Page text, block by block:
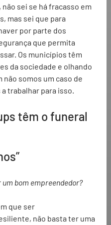
sei se há fracasso em
mas sei que para
por parte dos
que permita
Os municípios têm
da sociedade e olhando
não somos um caso de
trabalhar para isso.
têm o funeral
um bom empreendedor?
que ser
não basta ter uma